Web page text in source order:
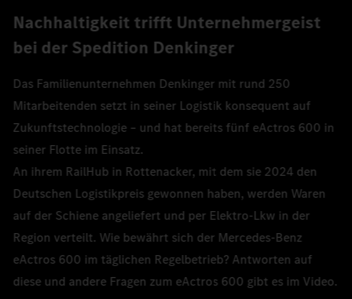
Nachhaltigkeit trifft Unternehmergeist
bei der Spedition Denkinger
Das Familienunternehmen Denkinger mit rund 250
Mitarbeitenden setzt in seiner Logistik konsequent auf
Zukunftstechnologie – und hat bereits fünf eActros 600 in
seiner Flotte im Einsatz.
An ihrem RailHub in Rottenacker, mit dem sie 2024 den
Deutschen Logistikpreis gewonnen haben, werden Waren
auf der Schiene angeliefert und per Elektro-Lkw in der
Region verteilt. Wie bewährt sich der Mercedes‑Benz
eActros 600 im täglichen Regelbetrieb? Antworten auf
diese und andere Fragen zum eActros 600 gibt es im Video.